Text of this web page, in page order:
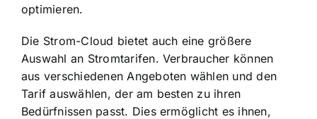
optimieren.
Die Strom-Cloud bietet auch eine größere
Auswahl an Stromtarifen. Verbraucher können
aus verschiedenen Angeboten wählen und den
Tarif auswählen, der am besten zu ihren
Bedürfnissen passt. Dies ermöglicht es ihnen,